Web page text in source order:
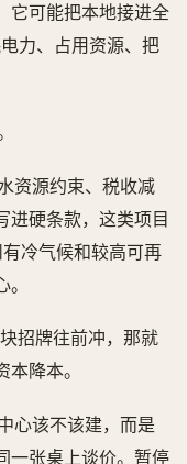
它可能把本地接进全
力、占用资源、把
资源约束、税收减
进硬条款，这类项目
冷气候和较高可再
招牌往前冲，那就
降本。
心该不该建，而是
一张桌上谈价。暂停